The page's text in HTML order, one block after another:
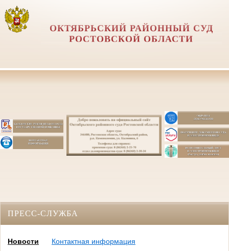
ОКТЯБРЬСКИЙ РАЙОННЫЙ СУД
РОСТОВСКОЙ ОБЛАСТИ
ПРЕСС-СЛУЖБА
Новости
Контактная информация